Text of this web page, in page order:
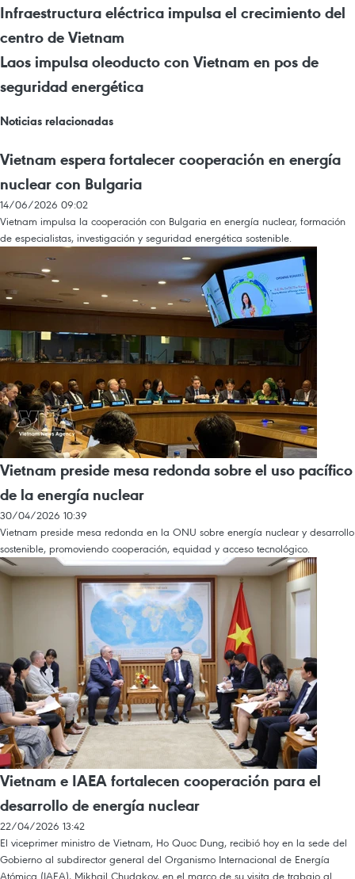
Infraestructura eléctrica impulsa el crecimiento del
centro de Vietnam
Laos impulsa oleoducto con Vietnam en pos de
seguridad energética
Noticias relacionadas
Vietnam espera fortalecer cooperación en energía
nuclear con Bulgaria
14/06/2026 09:02
Vietnam impulsa la cooperación con Bulgaria en energía nuclear, formación
de especialistas, investigación y seguridad energética sostenible.
Vietnam preside mesa redonda sobre el uso pacífico
de la energía nuclear
30/04/2026 10:39
Vietnam preside mesa redonda en la ONU sobre energía nuclear y desarrollo
sostenible, promoviendo cooperación, equidad y acceso tecnológico.
Vietnam e IAEA fortalecen cooperación para el
desarrollo de energía nuclear
22/04/2026 13:42
El viceprimer ministro de Vietnam, Ho Quoc Dung, recibió hoy en la sede del
Gobierno al subdirector general del Organismo Internacional de Energía
Atómica (IAEA), Mikhail Chudakov, en el marco de su visita de trabajo al